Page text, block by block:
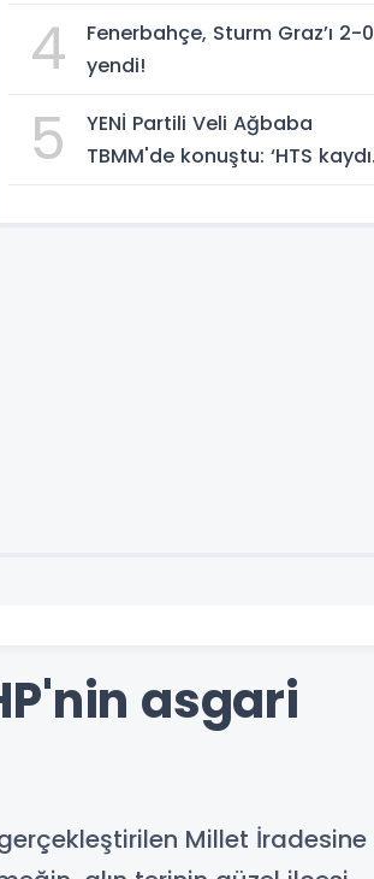
4
Fenerbahçe, Sturm Graz’ı 2-0
yendi!
5
YENİ Partili Veli Ağbaba
TBMM'de konuştu: ‘HTS kaydı
asgari
Millet İradesine